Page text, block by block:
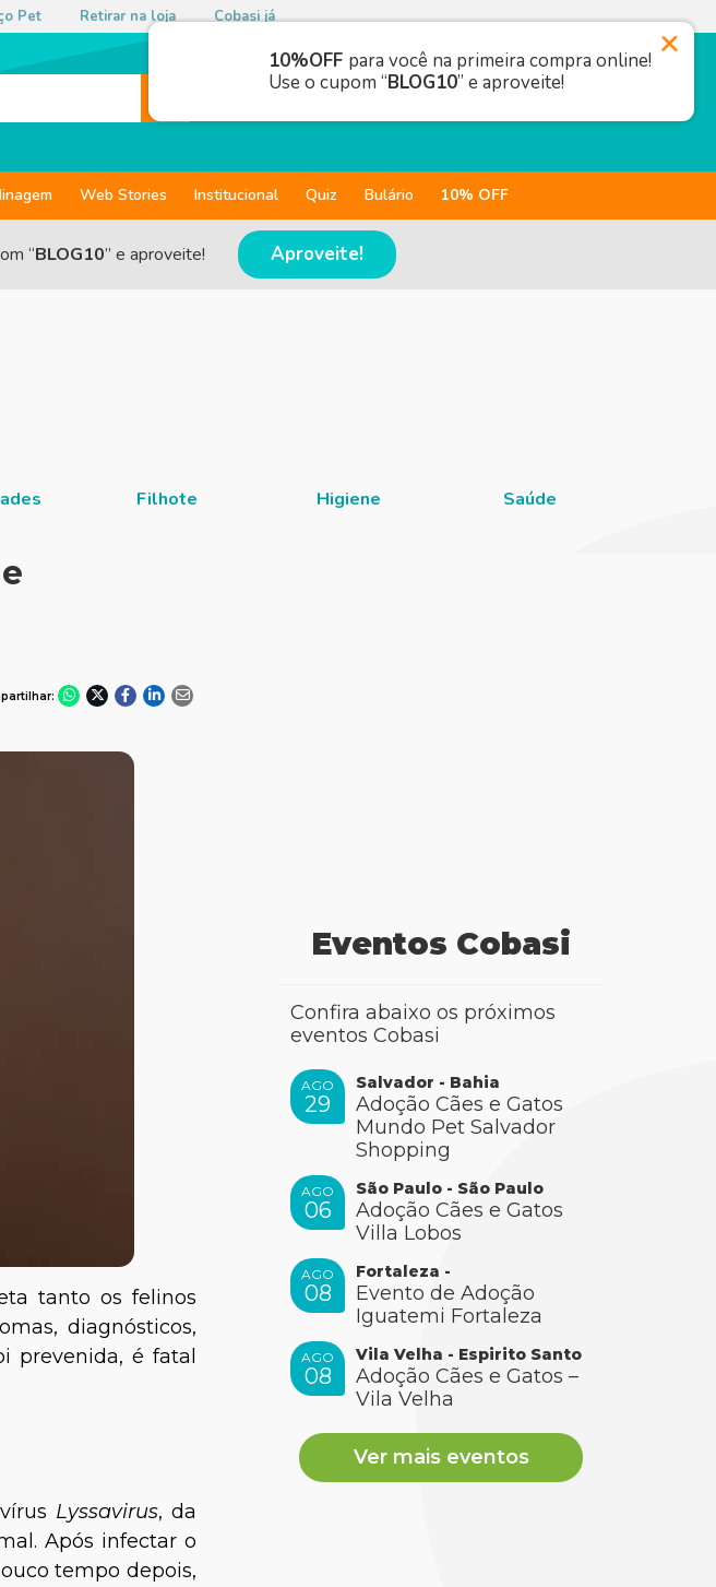
Pet Retirar na loja Cobasi já
Web Stories Institucional Quiz Bulário 10% OFF
“BLOG10” e aproveite! Aproveite!
Filhote Higiene Saúde
tanto os felinos
diagnósticos,
prevenida, é fatal
Lyssavirus, da
Após infectar o
tempo depois,
Eventos Cobasi
Confira abaixo os próximos
eventos Cobasi
AGO
29
Salvador - Bahia
Adoção Cães e Gatos
Mundo Pet Salvador
Shopping
AGO
06
São Paulo - São Paulo
Adoção Cães e Gatos
Villa Lobos
AGO
08
Fortaleza -
Evento de Adoção
Iguatemi Fortaleza
AGO
08
Vila Velha - Espirito Santo
Adoção Cães e Gatos –
Vila Velha
Ver mais eventos
10%OFF para você na primeira compra online!
Use o cupom “BLOG10” e aproveite!